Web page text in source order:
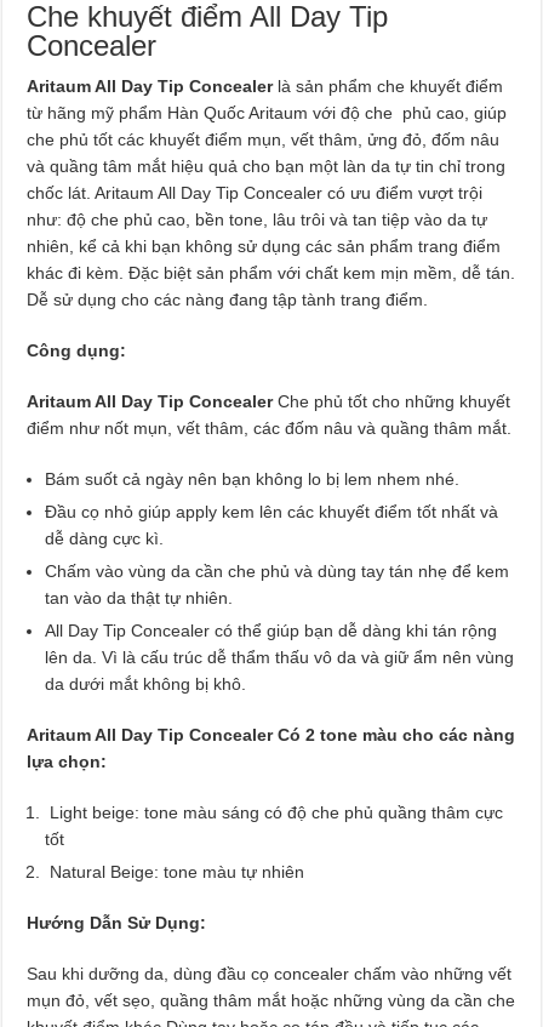
Che khuyết điểm All Day Tip
Concealer
Aritaum All Day Tip Concealerlà sản phẩm che khuyết điểm
từ hãng mỹ phẩm Hàn Quốc Aritaum với độ che phủ cao, giúp
che phủ tốt các khuyết điểm mụn, vết thâm, ửng đỏ, đốm nâu
và quầng tâm mắt hiệu quả cho bạn một làn da tự tin chỉ trong
chốc lát. Aritaum All Day Tip Concealer có ưu điểm vượt trội
như: độ che phủ cao, bền tone, lâu trôi và tan tiệp vào da tự
nhiên, kể cả khi bạn không sử dụng các sản phẩm trang điểm
khác đi kèm. Đặc biệt sản phẩm với chất kem mịn mềm, dễ tán.
Dễ sử dụng cho các nàng đang tập tành trang điểm.
Công dụng:
Aritaum All Day Tip ConcealerChe phủ tốt cho những khuyết
điểm như nốt mụn, vết thâm, các đốm nâu và quầng thâm mắt.
Bám suốt cả ngày nên bạn không lo bị lem nhem nhé.
Đầu cọ nhỏ giúp apply kem lên các khuyết điểm tốt nhất và
dễ dàng cực kì.
Chấm vào vùng da cần che phủ và dùng tay tán nhẹ để kem
tan vào da thật tự nhiên.
All Day Tip Concealer có thể giúp bạn dễ dàng khi tán rộng
lên da. Vì là cấu trúc dễ thẩm thấu vô da và giữ ẩm nên vùng
da dưới mắt không bị khô.
Aritaum All Day Tip Concealer Có 2 tone màu cho các nàng
lựa chọn:
Light beige: tone màu sáng có độ che phủ quầng thâm cực
tốt
Natural Beige: tone màu tự nhiên
Hướng Dẫn Sử Dụng:
Sau khi dưỡng da, dùng đầu cọ concealer chấm vào những vết
mụn đỏ, vết sẹo, quầng thâm mắt hoặc những vùng da cần che